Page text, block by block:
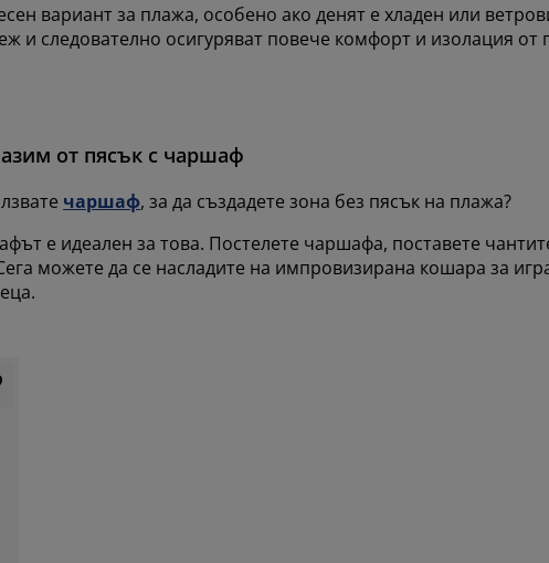
вариант за плажа, особено ако денят е хладен или
и следователно осигуряват повече комфорт и изолация
от пясък с чаршаф
чаршаф, за да създадете зона без пясък на плажа?
е идеален за това. Постелете чаршафа, поставете
можете да се насладите на импровизирана кошара за